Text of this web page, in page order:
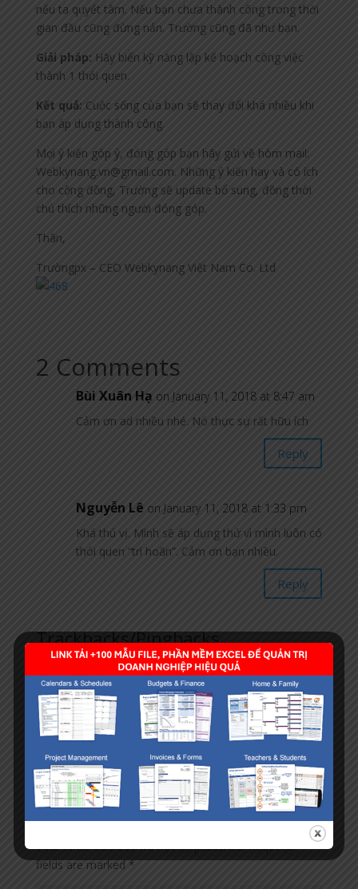
nếu ta quyết tâm. Nếu bạn chưa thành công trong thời
gian đầu cũng đừng nản. Trường cũng đã như bạn.
Giải pháp: Hãy biến kỹ năng lập kế hoạch công việc
thành 1 thói quen.
Kết quả: Cuộc sống của bạn sẽ thay đổi khá nhiều khi
bạn áp dụng thành công.
Mọi ý kiến góp ý, đóng góp bạn hãy gửi về hòm mail:
Webkynang.vn@gmail.com. Những ý kiến hay và có ích
cho cộng đồng, Trường sẽ update bổ sung, đồng thời
chú thích những người đóng góp.
Thân,
Trườngpx – CEO Webkynang Việt Nam Co. Ltd
2 Comments
Bùi Xuân Hạ on January 11, 2018 at 8:47 am
Cảm ơn ad nhiều nhé. Nó thực sự rất hữu ích
Reply
Nguyễn Lê on January 11, 2018 at 1:33 pm
Khá thú vị. Mình sẽ áp dụng thử vì mình luôn có
thói quen “trì hoãn”. Cảm ơn bạn nhiều.
Reply
Trackbacks/Pingbacks
Phần mềm bán hàng Webkynang - Bảo Mật CAO -
Dễ Dùng (PRO 1.4)
- […] Ứng dụng quản lý công việc,
tiến độ hoàn thành […]
Tập hợp các file excel, mẫu biểu được download
excel – Click xem và DOWNLOAD […]
Submit a Comment
Your email address will not be published. Required
fields are marked*